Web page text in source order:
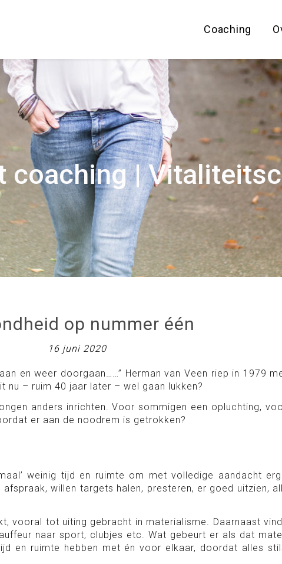
Coaching
coaching |
op nummer één
16 juni 2020
en weer doorgaan……” Herman van Veen riep in 1979
nu – ruim 40 jaar later – wel gaan lukken?
anders inrichten. Voor sommigen een opluchting,
er aan de noodrem is getrokken?
weinig tijd en ruimte om met volledige aandacht
willen targets halen, presteren, er goed uitzien,
vooral tot uiting gebracht in materialisme. Daarnaast
naar sport, clubjes etc. Wat gebeurt er als dat
en ruimte hebben met én voor elkaar, doordat alles